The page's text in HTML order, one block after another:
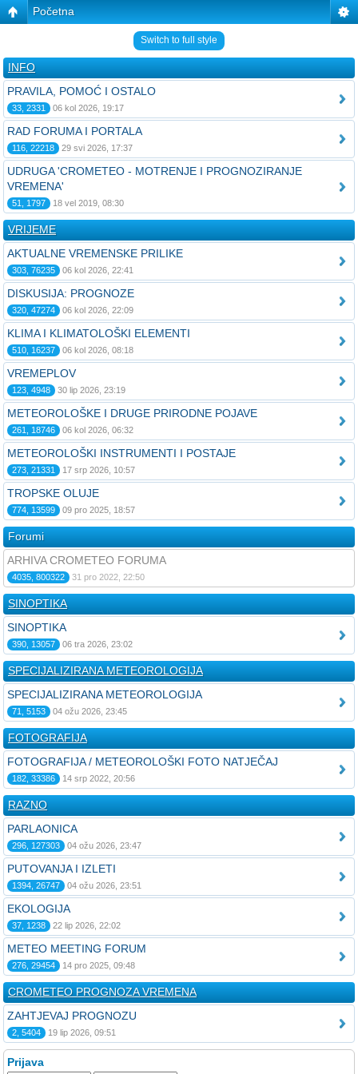
Početna
Switch to full style
INFO
PRAVILA, POMOĆ I OSTALO
33, 2331 06 kol 2026, 19:17
RAD FORUMA I PORTALA
116, 22218 29 svi 2026, 17:37
UDRUGA 'CROMETEO - MOTRENJE I PROGNOZIRANJE
VREMENA'
51, 1797 18 vel 2019, 08:30
VRIJEME
AKTUALNE VREMENSKE PRILIKE
303, 76235 06 kol 2026, 22:41
DISKUSIJA: PROGNOZE
320, 47274 06 kol 2026, 22:09
KLIMA I KLIMATOLOŠKI ELEMENTI
510, 16237 06 kol 2026, 08:18
VREMEPLOV
123, 4948 30 lip 2026, 23:19
METEOROLOŠKE I DRUGE PRIRODNE POJAVE
261, 18746 06 kol 2026, 06:32
METEOROLOŠKI INSTRUMENTI I POSTAJE
273, 21331 17 srp 2026, 10:57
TROPSKE OLUJE
774, 13599 09 pro 2025, 18:57
Forumi
ARHIVA CROMETEO FORUMA
4035, 800322 31 pro 2022, 22:50
SINOPTIKA
SINOPTIKA
390, 13057 06 tra 2026, 23:02
SPECIJALIZIRANA METEOROLOGIJA
SPECIJALIZIRANA METEOROLOGIJA
71, 5153 04 ožu 2026, 23:45
FOTOGRAFIJA
FOTOGRAFIJA / METEOROLOŠKI FOTO NATJEČAJ
182, 33386 14 srp 2022, 20:56
RAZNO
PARLAONICA
296, 127303 04 ožu 2026, 23:47
PUTOVANJA I IZLETI
1394, 26747 04 ožu 2026, 23:51
EKOLOGIJA
37, 1238 22 lip 2026, 22:02
METEO MEETING FORUM
276, 29454 14 pro 2025, 09:48
CROMETEO PROGNOZA VREMENA
ZAHTJEVAJ PROGNOZU
2, 5404 19 lip 2026, 09:51
Prijava